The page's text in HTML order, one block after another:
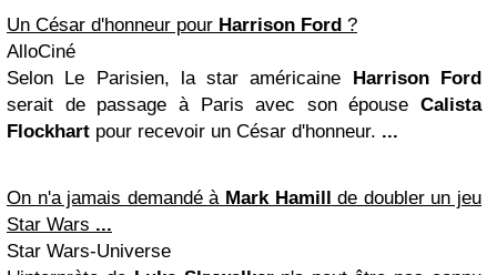
Un César d'honneur pour Harrison Ford ?
AlloCiné
Selon Le Parisien, la star américaine Harrison Ford
serait de passage à Paris avec son épouse Calista
Flockhart pour recevoir un César d'honneur. ...
On n'a jamais demandé à Mark Hamill de doubler un jeu
Star Wars ...
Star Wars-Universe